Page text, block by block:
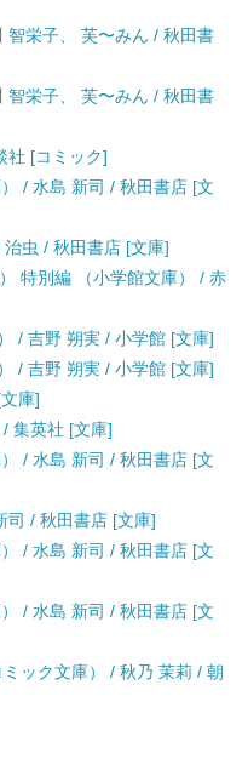
智栄子、 芙〜みん / 秋田書
智栄子、 芙〜みん / 秋田書
社 [コミック]
/ 水島 新司 / 秋田書店 [文
虫 / 秋田書店 [文庫]
特別編 （小学館文庫） / 赤
/ 吉野 朔実 / 小学館 [文庫]
/ 吉野 朔実 / 小学館 [文庫]
庫]
集英社 [文庫]
/ 水島 新司 / 秋田書店 [文
司 / 秋田書店 [文庫]
/ 水島 新司 / 秋田書店 [文
/ 水島 新司 / 秋田書店 [文
ック文庫） / 秋乃 茉莉 / 朝